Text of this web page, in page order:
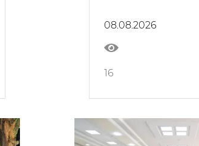
08.08.2026
16